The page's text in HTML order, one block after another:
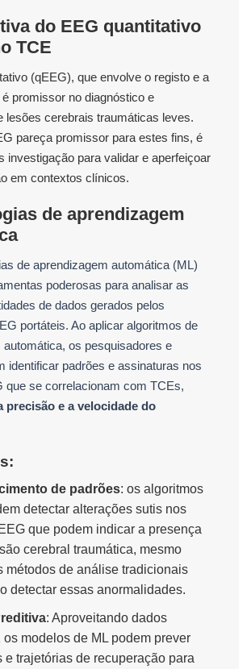
do EEG quantitativo
TCE
(qEEG), que envolve o registo e a
promissor no diagnóstico e
lesões cerebrais traumáticas leves.
pareça promissor para estes fins, é
investigação para validar e aperfeiçoar
em contextos clínicos.
de aprendizagem
de aprendizagem automática (ML)
poderosas para analisar as
de dados gerados pelos
portáteis. Ao aplicar algoritmos de
automática, os pesquisadores e
identificar padrões e assinaturas nos
que se correlacionam com TCEs,
precisão e a velocidade do
de padrões: os algoritmos
detectar alterações sutis nos
que podem indicar a presença
cerebral traumática, mesmo
métodos de análise tradicionais
detectar essas anormalidades.
: Aproveitando dados
os modelos de ML podem prever
e trajetórias de recuperação para